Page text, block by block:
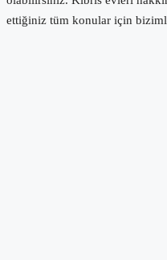
ettiğiniz tüm konular için